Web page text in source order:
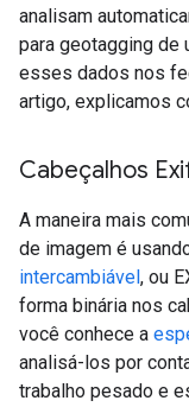
analisam
para geotagging de
esses dados nos
artigo, explicamos
Cabeçalhos
A maneira mais
de imagem é
intercambiável, ou
forma binária nos
você conhece a
analisá-los por
trabalho pesado e